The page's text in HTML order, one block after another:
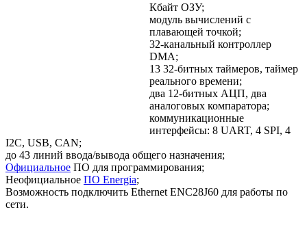
Кбайт ОЗУ;
модуль вычислений с
плавающей точкой;
32-канальный контроллер
DMA;
13 32-битных таймеров, таймер
реального времени;
два 12-битных АЦП, два
аналоговых компаратора;
коммуникационные
интерфейсы: 8 UART, 4 SPI, 4
I2C, USB, CAN;
до 43 линий ввода/вывода общего назначения;
Официальное ПО для программирования;
Неофициальное ПО Energia;
Возможность подключить Ethernet ENC28J60 для работы по
сети.